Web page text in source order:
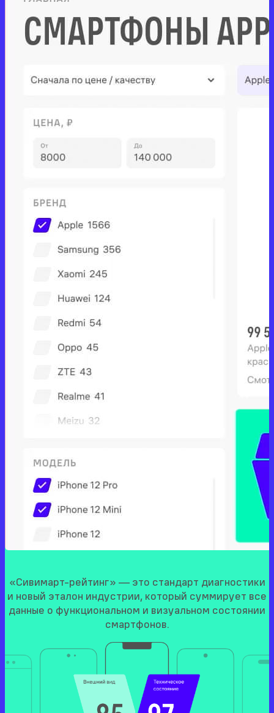
«Сивимарт-рейтинг» — это стандарт диагностики
и новый эталон индустрии, который суммирует все
данные о функциональном и визуальном состоянии
смартфонов.